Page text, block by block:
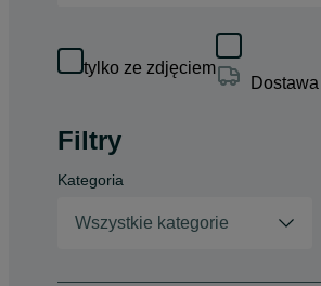
tylko ze zdjęciem
Filtry
Kategoria
Wszystkie kategorie